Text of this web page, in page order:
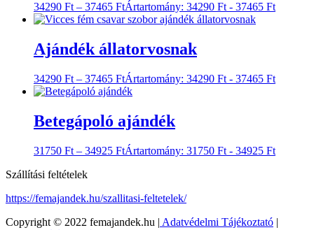
34290 Ft – 37465 FtÁrtartomány: 34290 Ft - 37465 Ft
Ajándék állatorvosnak
34290 Ft – 37465 FtÁrtartomány: 34290 Ft - 37465 Ft
Betegápoló ajándék
31750 Ft – 34925 FtÁrtartomány: 31750 Ft - 34925 Ft
Szállítási feltételek
https://femajandek.hu/szallitasi-feltetelek/
Copyright © 2022 femajandek.hu | Adatvédelmi Tájékoztató |